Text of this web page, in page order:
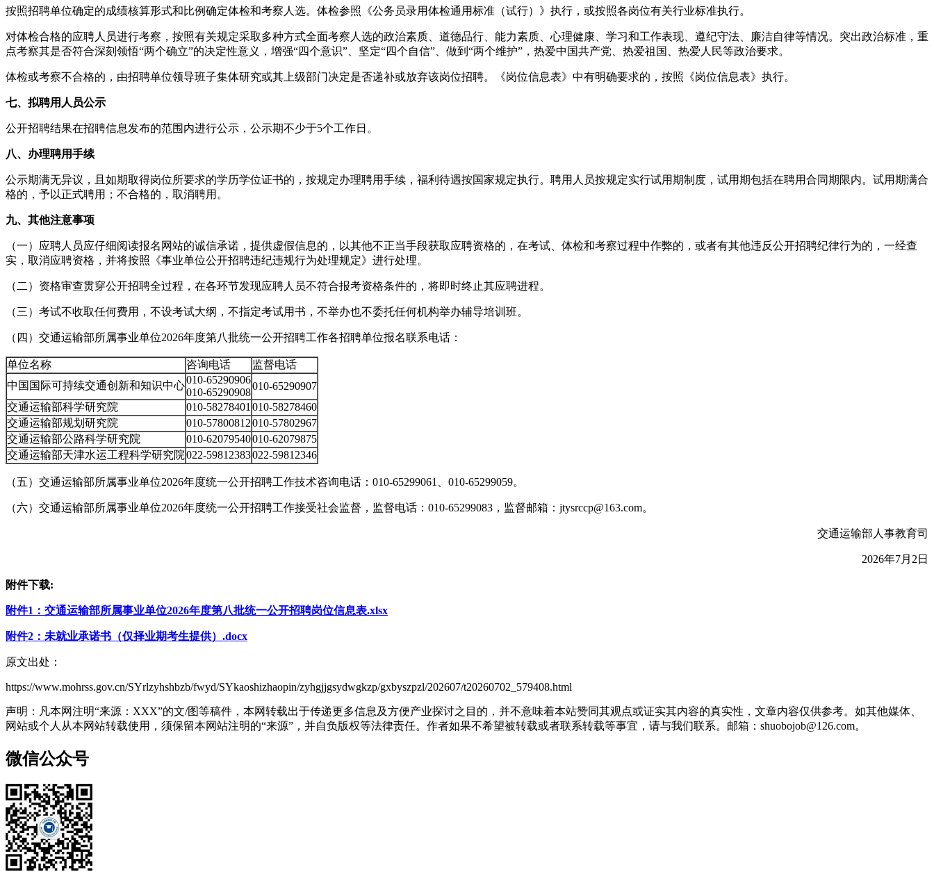
按照招聘单位确定的成绩核算形式和比例确定体检和考察人选。体检参照《公务员录用体检通用标准（试行）》执行，或按照各岗位有关行业标准执行。
对体检合格的应聘人员进行考察，按照有关规定采取多种方式全面考察人选的政治素质、道德品行、能力素质、心理健康、学习和工作表现、遵纪守法、廉洁自律等情况。突出政治标准，重
点考察其是否符合深刻领悟“两个确立”的决定性意义，增强“四个意识”、坚定“四个自信”、做到“两个维护”，热爱中国共产党、热爱祖国、热爱人民等政治要求。
体检或考察不合格的，由招聘单位领导班子集体研究或其上级部门决定是否递补或放弃该岗位招聘。《岗位信息表》中有明确要求的，按照《岗位信息表》执行。
七、拟聘用人员公示
公开招聘结果在招聘信息发布的范围内进行公示，公示期不少于5个工作日。
八、办理聘用手续
公示期满无异议，且如期取得岗位所要求的学历学位证书的，按规定办理聘用手续，福利待遇按国家规定执行。聘用人员按规定实行试用期制度，试用期包括在聘用合同期限内。试用期满合
格的，予以正式聘用；不合格的，取消聘用。
九、其他注意事项
（一）应聘人员应仔细阅读报名网站的诚信承诺，提供虚假信息的，以其他不正当手段获取应聘资格的，在考试、体检和考察过程中作弊的，或者有其他违反公开招聘纪律行为的，一经查
实，取消应聘资格，并将按照《事业单位公开招聘违纪违规行为处理规定》进行处理。
（二）资格审查贯穿公开招聘全过程，在各环节发现应聘人员不符合报考资格条件的，将即时终止其应聘进程。
（三）考试不收取任何费用，不设考试大纲，不指定考试用书，不举办也不委托任何机构举办辅导培训班。
（四）交通运输部所属事业单位2026年度第八批统一公开招聘工作各招聘单位报名联系电话：
单位名称 咨询电话
监督电话
中国国际可持续交通创新和知识中心010-65290906
010-65290908
010-65290907
交通运输部科学研究院
010-58278401 010-58278460
交通运输部规划研究院
010-57800812010-57802967
交通运输部公路科学研究院
010-62079540010-62079875
交通运输部天津水运工程科学研究院022-59812383022-59812346
（五）交通运输部所属事业单位2026年度统一公开招聘工作技术咨询电话：010-65299061、010-65299059。
（六）交通运输部所属事业单位2026年度统一公开招聘工作接受社会监督，监督电话：010-65299083，监督邮箱：jtysrccp@163.com。
交通运输部人事教育司
2026年7月2日
附件下载:
附件1：交通运输部所属事业单位2026年度第八批统一公开招聘岗位信息表.xlsx
附件2：未就业承诺书（仅择业期考生提供）.docx
原文出处：
https://www.mohrss.gov.cn/SYrlzyhshbzb/fwyd/SYkaoshizhaopin/zyhgjjgsydwgkzp/gxbyszpzl/202607/t20260702_579408.html
声明：凡本网注明“来源：XXX”的文/图等稿件，本网转载出于传递更多信息及方便产业探讨之目的，并不意味着本站赞同其观点或证实其内容的真实性，文章内容仅供参考。如其他媒体、
网站或个人从本网站转载使用，须保留本网站注明的“来源”，并自负版权等法律责任。作者如果不希望被转载或者联系转载等事宜，请与我们联系。邮箱：shuobojob@126.com。
微信公众号